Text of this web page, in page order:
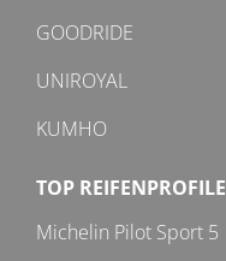
GOODRIDE
UNIROYAL
KUMHO
TOP REIFENPROFILE
Michelin Pilot Sport 5